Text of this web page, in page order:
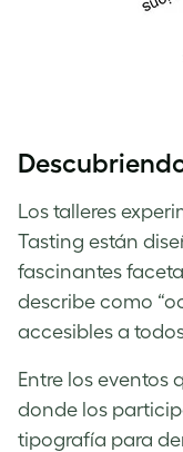
Los talleres
Tasting están
fascinantes
describe como
accesibles a
Entre los eventos
donde los
tipografía para